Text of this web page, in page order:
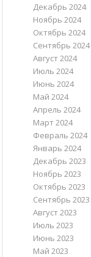
Декабрь 2024
Ноябрь 2024
Октябрь 2024
Сентябрь 2024
Август 2024
Июль 2024
Июнь 2024
Май 2024
Апрель 2024
Март 2024
Февраль 2024
Январь 2024
Декабрь 2023
Ноябрь 2023
Октябрь 2023
Сентябрь 2023
Август 2023
Июль 2023
Июнь 2023
Май 2023